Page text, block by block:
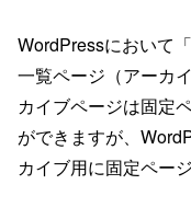
WordPressにおいて
一覧ページ（アーカ
カイブページは固定
ができますが、
カイブ用に固定ペー